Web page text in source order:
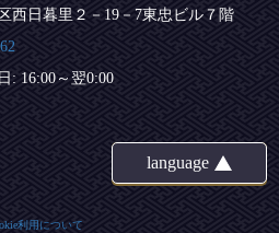
西日暮里２－19－7東忠ビル７階
: 16:00～翌0:00
language
利用について